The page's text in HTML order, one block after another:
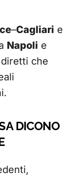
–Cagliari e
Napoli e
che
DICONO